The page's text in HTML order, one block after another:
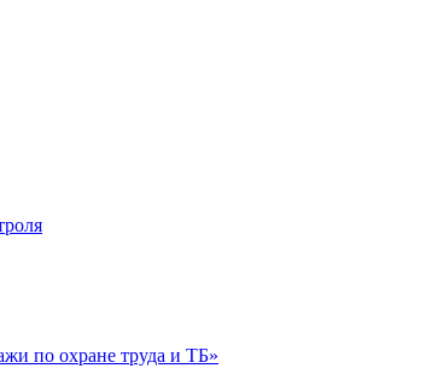
по охране труда и ТБ»